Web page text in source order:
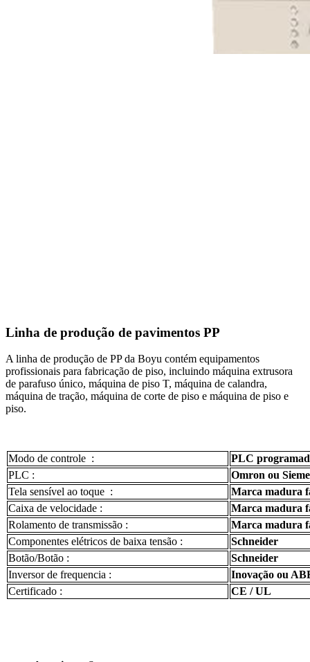
Linha de produção de pavimentos PP
A linha de produção de PP da Boyu contém equipamentos
profissionais para fabricação de piso, incluindo máquina extrusora
de parafuso único, máquina de piso T, máquina de calandra,
máquina de tração, máquina de corte de piso e máquina de piso e
piso.
Modo de controle :
PLC
PLC :
Omron ou
Tela sensível ao toque :
Marca madura
Caixa de velocidade :
Marca madura
Rolamento de transmissão :
Marca madura
Componentes elétricos de baixa tensão :
Schneider
Botão/Botão :
Schneider
Inversor de frequencia :
Inovação ou
Certificado :
CE / UL